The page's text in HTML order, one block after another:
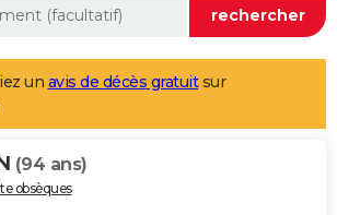
un avis de décès gratuitsur
(94 ans)
obsèques